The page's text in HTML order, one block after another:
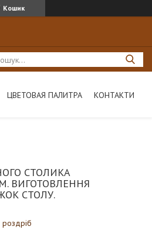
Кошик
ЦВЕТОВАЯ ПАЛИТРА КОНТАКТИ
СТОЛИКА
ВИГОТОВЛЕННЯ
СТОЛУ.